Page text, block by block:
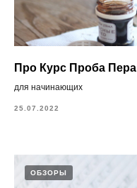
Про Курс Проба Пера
для начинающих
25.07.2022
ОБЗОРЫ